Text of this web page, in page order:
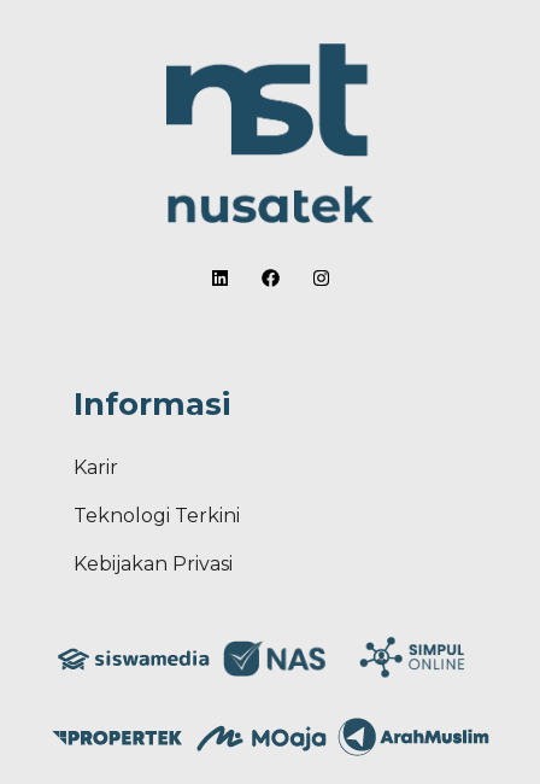
Informasi
Karir
Teknologi Terkini
Kebijakan Privasi